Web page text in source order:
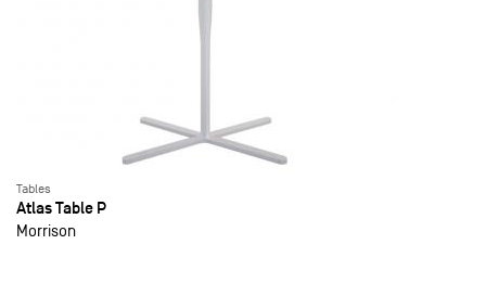
Tables
Atlas Table P
Morrison